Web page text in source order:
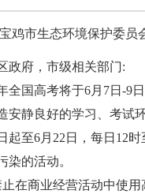
政府，市级相关部门:
全国高考将于6月7日-9
安静良好的学习、考试
起至6月22日，每日12
染的活动。
止在商业经营活动中使